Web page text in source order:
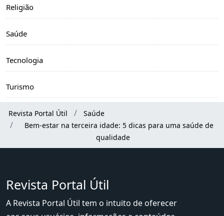
Religião
Saúde
Tecnologia
Turismo
Revista Portal Útil
Saúde
Bem-estar na terceira idade: 5 dicas para uma saúde de
qualidade
Revista Portal Útil
A Revista Portal Útil tem o intuito de oferecer